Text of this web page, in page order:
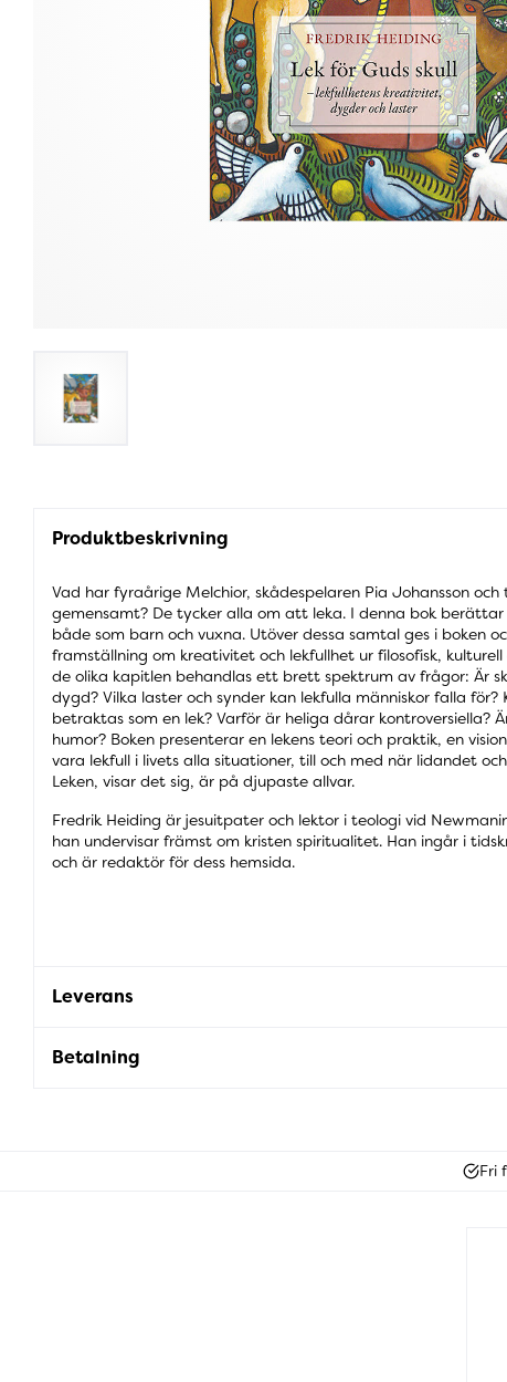
Produktbeskrivning
Vad har fyraårige Melchior, skådespelaren Pia Johansson
gemensamt? De tycker alla om att leka. I denna bok
både som barn och vuxna. Utöver dessa samtal ges i boken
framställning om kreativitet och lekfullhet ur filosofisk, kulturell
de olika kapitlen behandlas ett brett spektrum av frågor: Är
dygd? Vilka laster och synder kan lekfulla människor falla
betraktas som en lek? Varför är heliga dårar kontroversiella?
humor? Boken presenterar en lekens teori och praktik, en
vara lekfull i livets alla situationer, till och med när lidandet
Leken, visar det sig, är på djupaste allvar.
Fredrik Heiding är jesuitpater och lektor i teologi vid
han undervisar främst om kristen spiritualitet. Han ingår i
och är redaktör för dess hemsida.
Leverans
Betalning
Fri